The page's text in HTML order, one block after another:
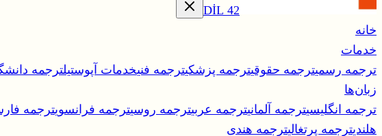
42 DİL
خانه
خدمات
ترجمه رسمیترجمه حقوقیترجمه پزشکیترجمه فنیخدمات آپوستیلترجمه
زبان‌ها
ترجمه انگلیسیترجمه آلمانیترجمه عربیترجمه روسیترجمه فرانسویترجمه
هلندیترجمه پرتغالیترجمه هندی